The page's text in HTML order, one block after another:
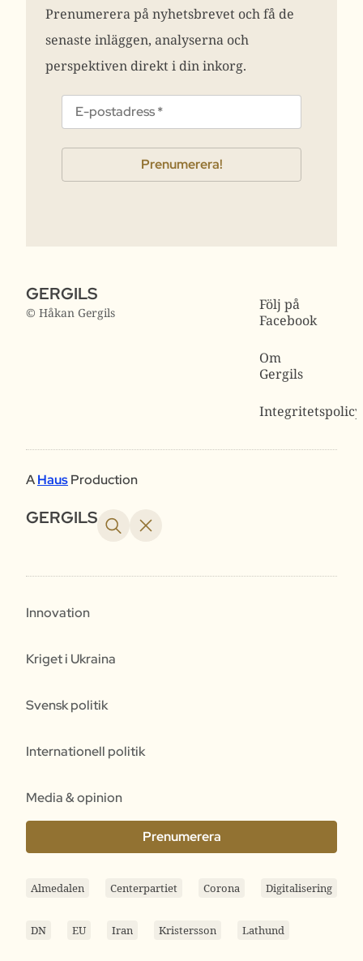
Prenumerera på nyhetsbrevet och få de
senaste inläggen, analyserna och
perspektiven direkt i din inkorg.
GERGILS
© Håkan Gergils
Följ på
Facebook
Om
Gergils
Integritetspolicy
AHausProduction
GERGILS
Innovation
Kriget i Ukraina
Svensk politik
Internationell politik
Media & opinion
Prenumerera
Almedalen Centerpartiet Corona Digitalisering
DN EU Iran Kristersson Lathund